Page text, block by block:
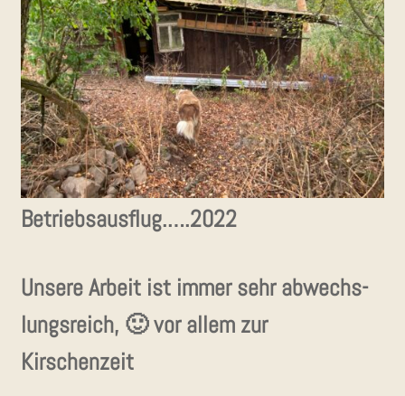
Betriebsausflug.….2022
Unse­re Arbeit ist immer sehr abwechs­
lungs­reich, 🙂 vor allem zur
Kirschenzeit